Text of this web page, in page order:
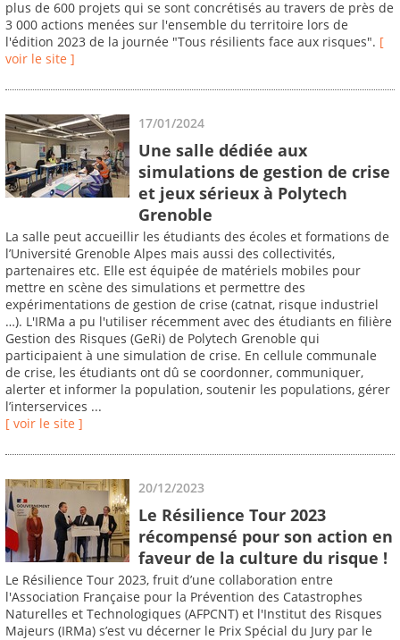
plus de 600 projets qui se sont concrétisés au travers de près de
3 000 actions menées sur l'ensemble du territoire lors de
l'édition 2023 de la journée "Tous résilients face aux risques". [
voir le site ]
17/01/2024
Une salle dédiée aux
simulations de gestion de crise
et jeux sérieux à Polytech
Grenoble
La salle peut accueillir les étudiants des écoles et formations de
l’Université Grenoble Alpes mais aussi des collectivités,
partenaires etc. Elle est équipée de matériels mobiles pour
mettre en scène des simulations et permettre des
expérimentations de gestion de crise (catnat, risque industriel
…). L'IRMa a pu l'utiliser récemment avec des étudiants en filière
Gestion des Risques (GeRi) de Polytech Grenoble qui
participaient à une simulation de crise. En cellule communale
de crise, les étudiants ont dû se coordonner, communiquer,
alerter et informer la population, soutenir les populations, gérer
l’interservices ...
[ voir le site ]
20/12/2023
Le Résilience Tour 2023
récompensé pour son action en
faveur de la culture du risque !
Le Résilience Tour 2023, fruit d’une collaboration entre
l'Association Française pour la Prévention des Catastrophes
Naturelles et Technologiques (AFPCNT) et l'Institut des Risques
Majeurs (IRMa) s’est vu décerner le Prix Spécial du Jury par le